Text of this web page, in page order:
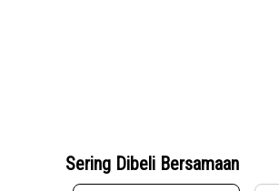
Sering Dibeli Bersamaan